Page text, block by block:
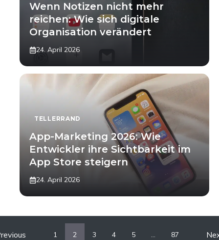
Wenn Notizen nicht mehr
reichen: Wie sich digitale
Organisation verändert
24. April 2026
TELLERRAND
App-Marketing 2026: Wie
Entwickler ihre Sichtbarkeit im
App Store steigern
24. April 2026
1 2 3 4 5 … 87